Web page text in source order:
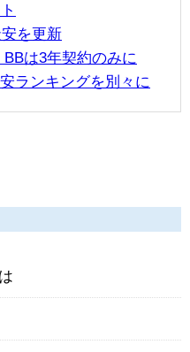
を更新
は3年契約のみに
ランキングを別々に